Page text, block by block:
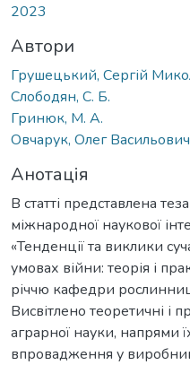
2023
Автори
Грушецький, Сергій
Слободян, С. Б.
Гринюк, М. А.
Овчарук, Олег Васильович
Анотація
В статті представлена
міжнародної наукової
«Тенденції та виклики
умовах війни: теорія і
річчю кафедри
Висвітлено теоретичні і
аграрної науки, напрями
впровадження у